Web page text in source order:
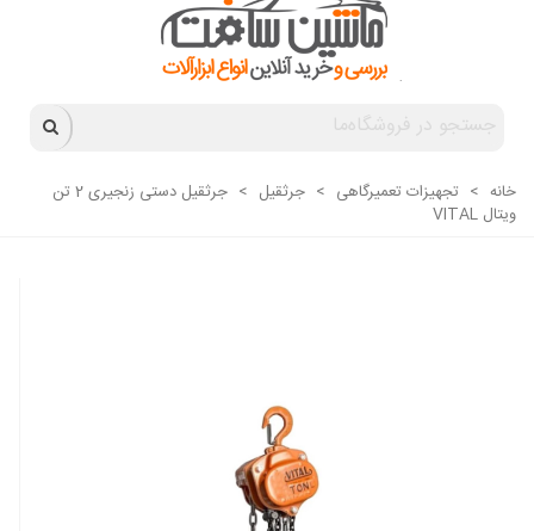
خانه > تجهیزات تعمیرگاهی > جرثقیل >
جرثقیل دستی زنجیری 2 تن
ویتال VITAL